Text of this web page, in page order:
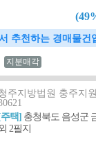
추천하는 경매물건
지분매각
주지방법원 충주지
택] 충청북도 음성군
2필지